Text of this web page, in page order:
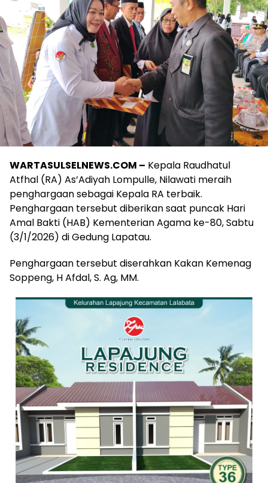
WARTASULSELNEWS.COM – Kepala Raudhatul
Atfhal (RA) As’Adiyah Lompulle, Nilawati meraih
penghargaan sebagai Kepala RA terbaik.
Penghargaan tersebut diberikan saat puncak Hari
Amal Bakti (HAB) Kementerian Agama ke-80, Sabtu
(3/1/2026) di Gedung Lapatau.
Penghargaan tersebut diserahkan Kakan Kemenag
Soppeng, H Afdal, S. Ag, MM.